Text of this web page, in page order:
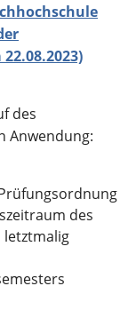
des
Anwendung:
des
letztmalig